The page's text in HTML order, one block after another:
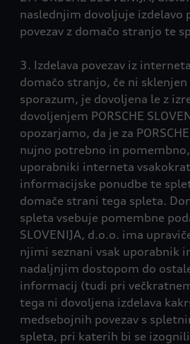
naslednjim dovoljuje izdelavo
povezav z domačo stranjo te
3. Izdelava povezav iz
domačo stranjo, če ni
sporazum, je dovoljena le z
dovoljenjem PORSCHE
opozarjamo, da je za
nujno potrebno in
uporabniki interneta
informacijske ponudbe te
domače strani tega spleta.
spleta vsebuje pomembne
SLOVENIJA, d.o.o. ima
njimi seznani vsak uporabnik
nadaljnjim dostopom do
informacij (tudi pri
tega ni dovoljena izdelava
medsebojnih povezav s
spleta, pri katerih bi se